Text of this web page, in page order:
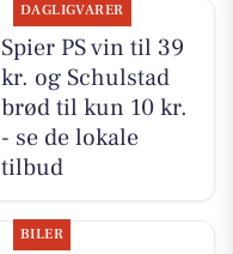
DAGLIGVARER
Spier PS vin til 39
kr. og Schulstad
brød til kun 10 kr.
- se de lokale
tilbud
BILER